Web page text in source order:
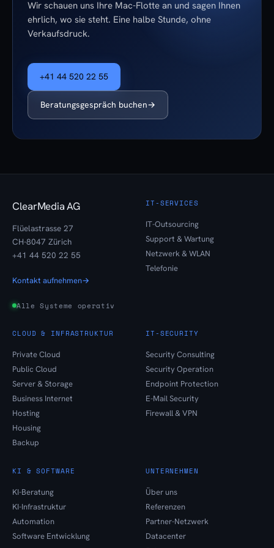
Wir schauen uns Ihre Mac-Flotte an und sagen Ihnen
ehrlich, wo sie steht. Eine halbe Stunde, ohne
Verkaufsdruck.
+41 44 520 22 55
Beratungsgespräch buchen→
ClearMedia AG
Flüelastrasse 27
CH-8047 Zürich
+41 44 520 22 55
Kontakt aufnehmen→
Alle Systeme operativ
IT-SERVICES
IT-Outsourcing
Support & Wartung
Netzwerk & WLAN
Telefonie
CLOUD & INFRASTRUKTUR
Private Cloud
Public Cloud
Server & Storage
Business Internet
Hosting
Housing
Backup
IT-SECURITY
Security Consulting
Security Operation
Endpoint Protection
E-Mail Security
Firewall & VPN
KI & SOFTWARE
KI-Beratung
KI-Infrastruktur
Automation
Software Entwicklung
UNTERNEHMEN
Über uns
Referenzen
Partner-Netzwerk
Datacenter